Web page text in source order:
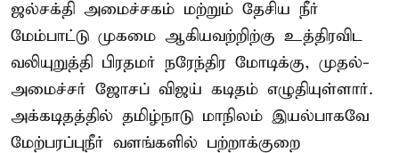
ஜல்சக்தி அமைச்சகம் மற்றும் தேசிய நீர்
மேம்பாட்டு முகமை ஆகியவற்றிற்கு உத்திரவிட
வலியுறுத்தி பிரதமர் நரேந்திர மோடிக்கு, முதல்-
அமைச்சர் ஜோசப் விஜய் கடிதம் எழுதியுள்ளார்.
அக்கடிதத்தில் தமிழ்நாடு மாநிலம் இயல்பாகவே
மேற்பரப்புநீர் வளங்களில் பற்றாக்குறை